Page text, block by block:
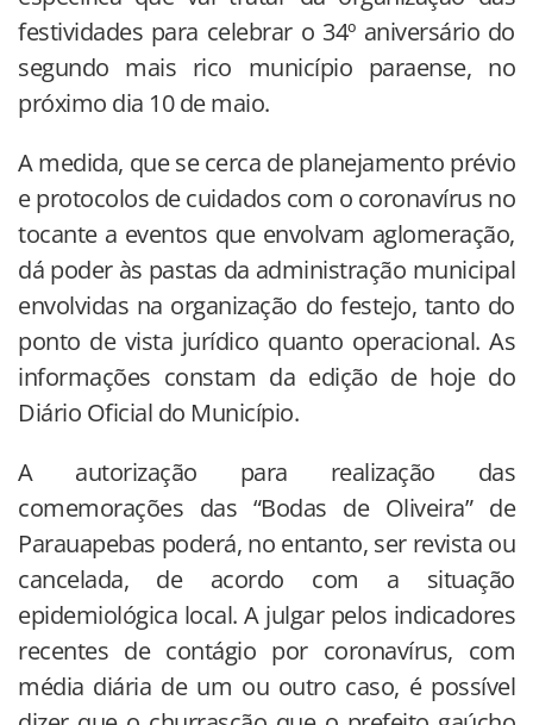
festividades para celebrar o 34º aniversário do
segundo mais rico município paraense, no
próximo dia 10 de maio.
A medida, que se cerca de planejamento prévio
e protocolos de cuidados com o coronavírus no
tocante a eventos que envolvam aglomeração,
dá poder às pastas da administração municipal
envolvidas na organização do festejo, tanto do
ponto de vista jurídico quanto operacional. As
informações constam da edição de hoje do
Diário Oficial do Município.
A autorização para realização das
comemorações das “Bodas de Oliveira” de
Parauapebas poderá, no entanto, ser revista ou
cancelada, de acordo com a situação
epidemiológica local. A julgar pelos indicadores
recentes de contágio por coronavírus, com
média diária de um ou outro caso, é possível